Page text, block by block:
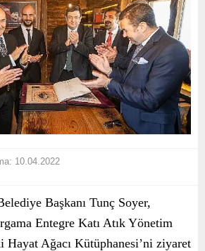
10.04.2022
Başkanı Tunç Soyer,
Entegre Katı Atık Yönetim
Hayat Ağacı Kütüphanesi’ni ziyaret